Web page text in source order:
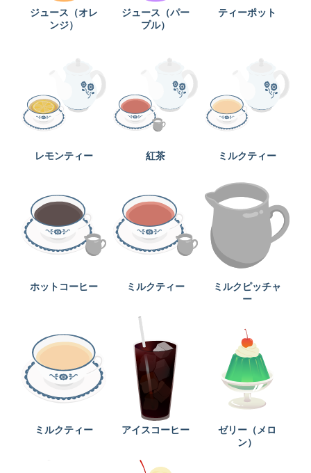
ジュース（オレ
ンジ）
ジュース（パー
プル）
ティーポット
レモンティー 紅茶 ミルクティー
ホットコーヒー ミルクティー
ミルクピッチャ
ー
ミルクティー アイスコーヒー
ゼリー（メロ
ン）